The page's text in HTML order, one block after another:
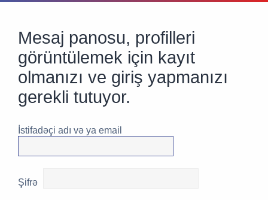
Mesaj panosu, profilleri
görüntülemek için kayıt
olmanızı ve giriş yapmanızı
gerekli tutuyor.
İstifadəçi adı və ya email
Şifrə